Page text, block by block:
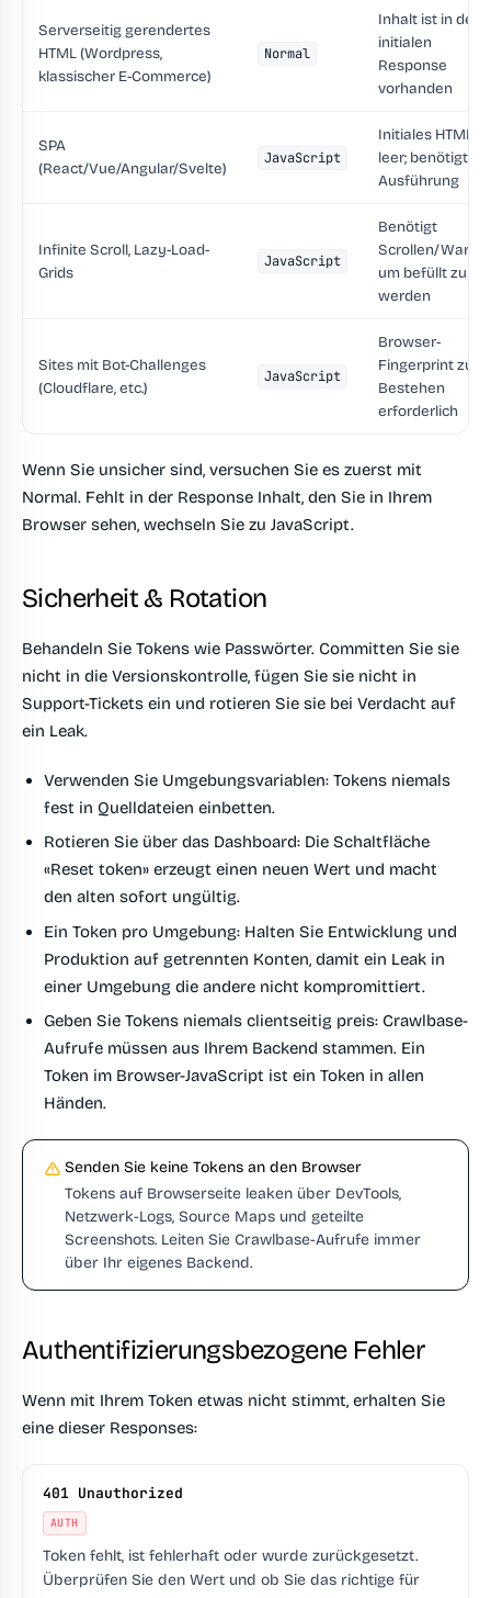
Serverseitig gerendertes
HTML (Wordpress,
klassischer E-Commerce)
Normal
Inhalt ist in der
initialen
Response
vorhanden
SPA
(React/Vue/Angular/Svelte)
JavaScript
Initiales HTML
leer; benötigt JS-
Ausführung
Infinite Scroll, Lazy-Load-
Grids
JavaScript
Benötigt
Scrollen/
um befüllt zu
werden
Sites mit Bot-Challenges
(Cloudflare, etc.)
JavaScript
Browser-
Fingerprint zum
Bestehen
erforderlich
Wenn Sie unsicher sind, versuchen Sie es zuerst mit
Normal. Fehlt in der Response Inhalt, den Sie in Ihrem
Browser sehen, wechseln Sie zu JavaScript.
Sicherheit & Rotation
Behandeln Sie Tokens wie Passwörter. Committen Sie sie
nicht in die Versionskontrolle, fügen Sie sie nicht in
Support-Tickets ein und rotieren Sie sie bei Verdacht auf
ein Leak.
Verwenden Sie Umgebungsvariablen: Tokens niemals
fest in Quelldateien einbetten.
Rotieren Sie über das Dashboard: Die Schaltfläche
«Reset token» erzeugt einen neuen Wert und macht
den alten sofort ungültig.
Ein Token pro Umgebung: Halten Sie Entwicklung und
Produktion auf getrennten Konten, damit ein Leak in
einer Umgebung die andere nicht kompromittiert.
Geben Sie Tokens niemals clientseitig preis: Crawlbase-
Aufrufe müssen aus Ihrem Backend stammen. Ein
Token im Browser-JavaScript ist ein Token in allen
Händen.
Senden Sie keine Tokens an den Browser
Tokens auf Browserseite leaken über DevTools,
Netzwerk-Logs, Source Maps und geteilte
Screenshots. Leiten Sie Crawlbase-Aufrufe immer
über Ihr eigenes Backend.
Authentifizierungsbezogene Fehler
Wenn mit Ihrem Token etwas nicht stimmt, erhalten Sie
eine dieser Responses:
401 Unauthorized
AUTH
Token fehlt, ist fehlerhaft oder wurde zurückgesetzt.
Überprüfen Sie den Wert und ob Sie das richtige für